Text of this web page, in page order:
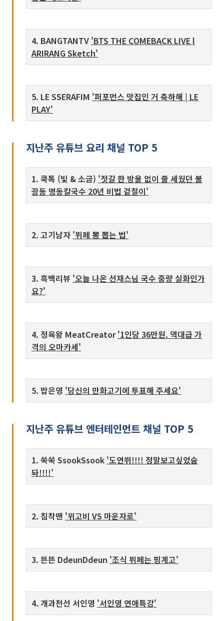
4. BANGTANTV 'BTS THE COMEBACK LIVE l
ARIRANG Sketch'
5. LE SSERAFIM '퍼포먼스 맛집인 거 축하해 | LE
PLAY'
지난주 유튜브 요리 채널 TOP 5
1. 쿡톡 (빛 & 소금) '젓갈 한 방울 없이 줄 세웠던 불
광동 명동칼국수 20년 비법 겉절이'
2. 고기남자 '뷔페 뽕 뽑는 법'
3. 흑백리뷰 '오늘 나온 선재스님 국수 중량 실화인가
요?'
4. 정육왕 MeatCreator'1인당 36만원. 역대급 가
격의 오마카세'
5. 밥은영 '당신의 만화고기에 투표해 주세요'
지난주 유튜브 엔터테인먼트 채널 TOP 5
1. 쑥쑥 SsookSsook '도연쒸!!!! 정말보고싶었숨
돠!!!!'
2. 침착맨 '위고비 VS 마운자로'
3. 뜬뜬 DdeunDdeun '조식 뷔페는 핑계고'
4. 개과천선 서인영 '서인영 연애특강'